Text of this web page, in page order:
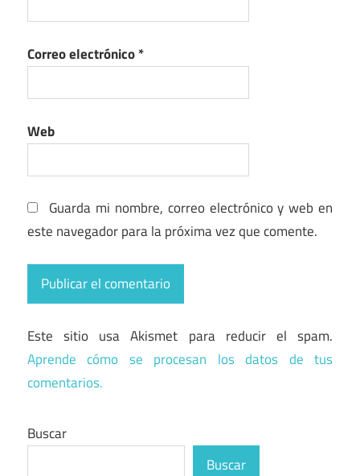
Correo electrónico*
Web
Guarda mi nombre, correo electrónico y web en
este navegador para la próxima vez que comente.
Este sitio usa Akismet para reducir el spam.
Aprende cómo se procesan los datos de tus
comentarios.
Buscar
Buscar